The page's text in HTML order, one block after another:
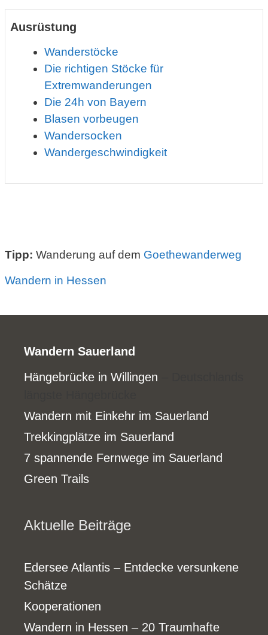
Ausrüstung
Wanderstöcke
Die richtigen Stöcke für
Extremwanderungen
Die 24h von Bayern
Blasen vorbeugen
Wandersocken
Wandergeschwindigkeit
Tipp: Wanderung auf dem Goethewanderweg
Wandern in Hessen
Wandern Sauerland
Hängebrücke in Willingen
Wandern mit Einkehr im Sauerland
Trekkingplätze im Sauerland
7 spannende Fernwege im Sauerland
Green Trails
Aktuelle Beiträge
Edersee Atlantis – Entdecke versunkene
Schätze
Kooperationen
Wandern in Hessen – 20 Traumhafte